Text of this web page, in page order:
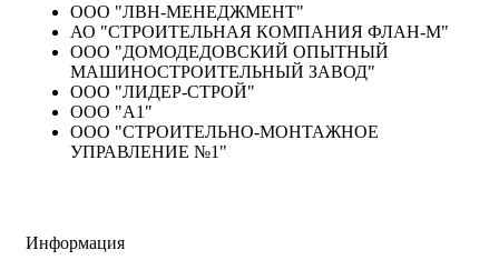
ООО "ЛВН-МЕНЕДЖМЕНТ"
АО "СТРОИТЕЛЬНАЯ КОМПАНИЯ ФЛАН-М"
ООО "ДОМОДЕДОВСКИЙ ОПЫТНЫЙ
МАШИНОСТРОИТЕЛЬНЫЙ ЗАВОД"
ООО "ЛИДЕР-СТРОЙ"
ООО "А1"
ООО "СТРОИТЕЛЬНО-МОНТАЖНОЕ
УПРАВЛЕНИЕ №1"
Информация